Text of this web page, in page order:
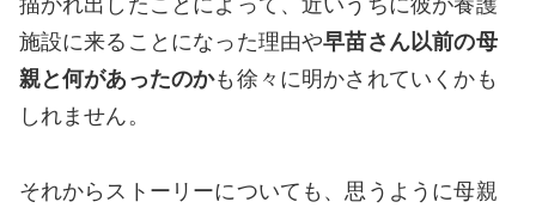
施設に来ることになった理由や早苗さん以前の母
親と何があったのかも徐々に明かされていくかも
しれません。
それからストーリーについても、思うように母親